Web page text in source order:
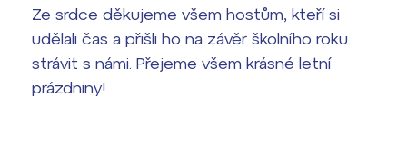
Ze srdce děkujeme všem hostům, kteří si
udělali čas a přišli ho na závěr školního roku
strávit s námi. Přejeme všem krásné letní
prázdniny!